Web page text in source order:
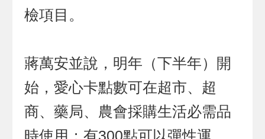
檢項目。
蔣萬安並說，明年（下半年）開
始，愛心卡點數可在超市、超
商、藥局、農會採購生活必需品
時使用；有300點可以彈性運